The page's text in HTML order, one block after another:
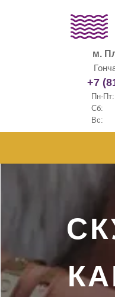
м.
+7
Пн-Пт:
Сб:
Вс: